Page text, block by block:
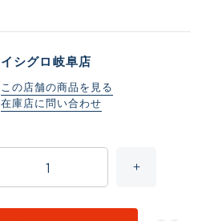
イシグロ岐阜店
この店舗の商品を見る
在庫店に問い合わせ